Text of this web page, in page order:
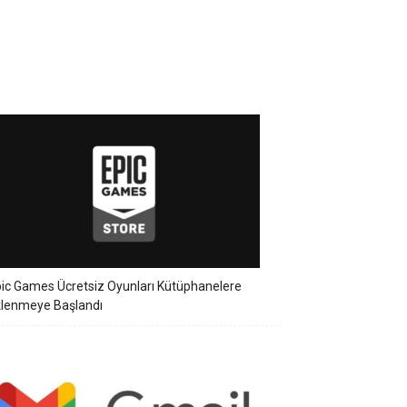
Games Ücretsiz Oyunları Kütüphanelere
Başlandı